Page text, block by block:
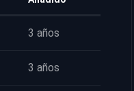
3 años
3 años